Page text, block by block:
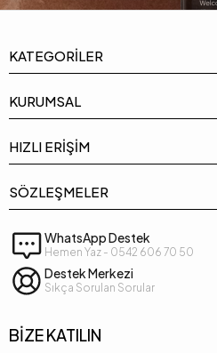
KATEGORİLER
KURUMSAL
HIZLI ERİŞİM
SÖZLEŞMELER
WhatsApp Destek
Hemen Yaz - 0542 606 70 50
Destek Merkezi
Sıkça Sorulan Sorular
BİZE KATILIN